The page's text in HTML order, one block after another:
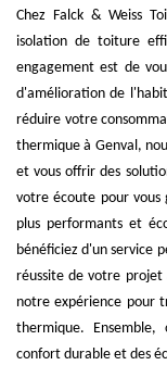
Chez Falck & Weiss
isolation de toiture
engagement est de
d'amélioration de
réduire votre
thermique à Genval,
et vous offrir des
votre écoute pour vous
plus performants et
bénéficiez d'un service
réussite de votre projet
notre expérience pour
thermique.
confort durable et des